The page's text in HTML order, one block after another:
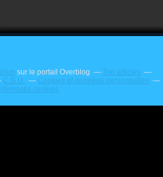
sur le portail Overblog
Top articles
C.G.U.
Cookies et données personnelles
cookies